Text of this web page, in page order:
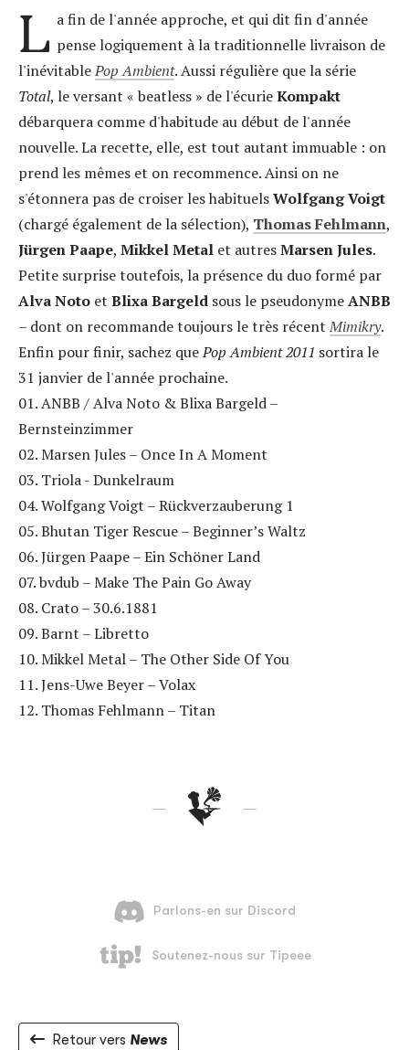
L a fin de l'année approche, et qui dit fin d'année
pense logiquement à la traditionnelle livraison de
l'inévitablePop Ambient. Aussi régulière que la série
Total, le versant « beatless » de l'écurieKompakt
débarquera comme d'habitude au début de l'année
nouvelle. La recette, elle, est tout autant immuable : on
prend les mêmes et on recommence. Ainsi on ne
s'étonnera pas de croiser les habituelsWolfgang Voigt
(chargé également de la sélection), Thomas Fehlmann,
Jürgen Paape, Mikkel Metal et autresMarsen Jules.
Petite surprise toutefois, la présence du duo formé par
Alva Noto et Blixa Bargeld sous le pseudonymeANBB
– dont on recommande toujours le très récentMimikry.
Enfin pour finir, sachez quePop Ambient 2011 sortira le
31 janvier de l'année prochaine.
01. ANBB / Alva Noto & Blixa Bargeld –
Bernsteinzimmer
02. Marsen Jules – Once In A Moment
03. Triola - Dunkelraum
04. Wolfgang Voigt – Rückverzauberung 1
05. Bhutan Tiger Rescue – Beginner’s Waltz
06. Jürgen Paape – Ein Schöner Land
07. bvdub – Make The Pain Go Away
08. Crato – 30.6.1881
09. Barnt – Libretto
10. Mikkel Metal – The Other Side Of You
11. Jens-Uwe Beyer – Volax
12. Thomas Fehlmann – Titan
Retour vers News